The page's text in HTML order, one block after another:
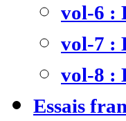
vol-6 :
vol-7 :
vol-8 :
Essais